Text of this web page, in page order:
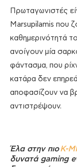
Πρωταγωνιστές
Marsupilamis που
καθημερινότητά
ανοίγουν μία
φάντασμα, που
κατάρα δεν
αποφασίζουν να
αντιστρέψουν.
Έλα στην πιοK-
δυνατά gaming